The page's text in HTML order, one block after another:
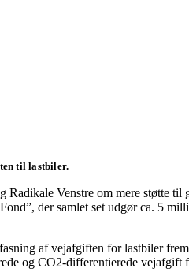
til lastbiler.
Venstre om mere støtte
der samlet set udgør ca. 5
af vejafgiften for lastbiler
og CO2-differentierede vejafgift